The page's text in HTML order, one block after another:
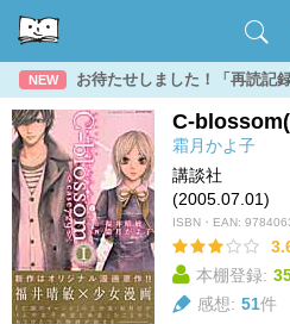
NEW お待たせしました！「再読記
C-
霜月かよ子
講談社
(2005.07.01)
ISBN・EAN:
本棚登録:
感想: 51件